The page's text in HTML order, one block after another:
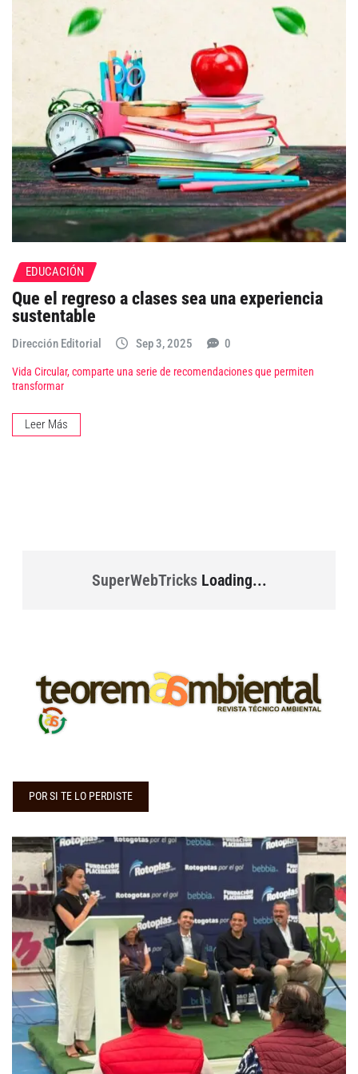
EDUCACIÓN
Que el regreso a clases sea una experiencia
sustentable
Dirección Editorial Sep 3, 2025 0
Vida Circular, comparte una serie de recomendaciones que permiten
transformar
Leer Más
SuperWebTricksLoading...
POR SI TE LO PERDISTE